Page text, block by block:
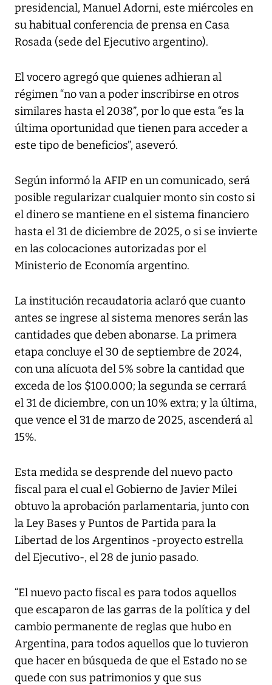
presidencial, Manuel Adorni, este miércoles en
su habitual conferencia de prensa en Casa
Rosada (sede del Ejecutivo argentino).
El vocero agregó que quienes adhieran al
régimen “no van a poder inscribirse en otros
similares hasta el 2038”, por lo que esta “es la
última oportunidad que tienen para acceder a
este tipo de beneficios”, aseveró.
Según informó la AFIP en un comunicado, será
posible regularizar cualquier monto sin costo si
el dinero se mantiene en el sistema financiero
hasta el 31 de diciembre de 2025, o si se invierte
en las colocaciones autorizadas por el
Ministerio de Economía argentino.
La institución recaudatoria aclaró que cuanto
antes se ingrese al sistema menores serán las
cantidades que deben abonarse. La primera
etapa concluye el 30 de septiembre de 2024,
con una alícuota del 5% sobre la cantidad que
exceda de los $100.000; la segunda se cerrará
el 31 de diciembre, con un 10% extra; y la última,
que vence el 31 de marzo de 2025, ascenderá al
15%.
Esta medida se desprende del nuevo pacto
fiscal para el cual el Gobierno de Javier Milei
obtuvo la aprobación parlamentaria, junto con
la Ley Bases y Puntos de Partida para la
Libertad de los Argentinos -proyecto estrella
del Ejecutivo-, el 28 de junio pasado.
“El nuevo pacto fiscal es para todos aquellos
que escaparon de las garras de la política y del
cambio permanente de reglas que hubo en
Argentina, para todos aquellos que lo tuvieron
que hacer en búsqueda de que el Estado no se
quede con sus patrimonios y que sus